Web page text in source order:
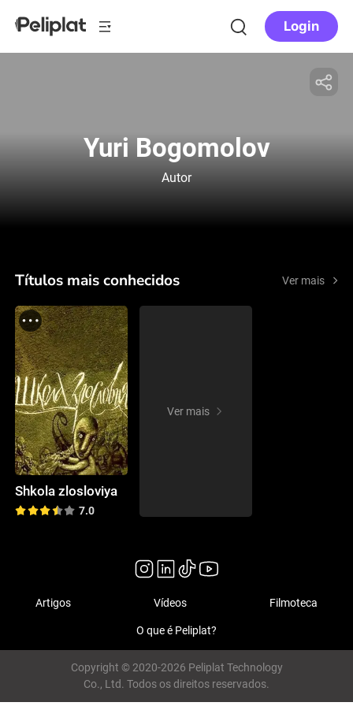
Login
Yuri Bogomolov
Autor
Títulos mais conhecidos Ver mais
Shkola zlosloviya
7.0
Ver mais
Artigos Vídeos Filmoteca
O que é Peliplat?
Copyright © 2020-2026 Peliplat Technology
Co., Ltd. Todos os direitos reservados.